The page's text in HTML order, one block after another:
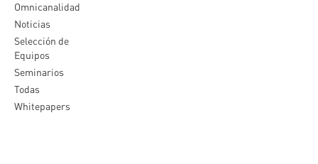
Omnicanalidad
Noticias
Selección de
Equipos
Seminarios
Todas
Whitepapers